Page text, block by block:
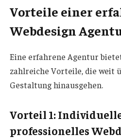
Vorteile einer
Webdesign
Eine erfahrene Agentur
zahlreiche Vorteile, die weit
Gestaltung hinausgehen.
Vorteil 1:
professionelles